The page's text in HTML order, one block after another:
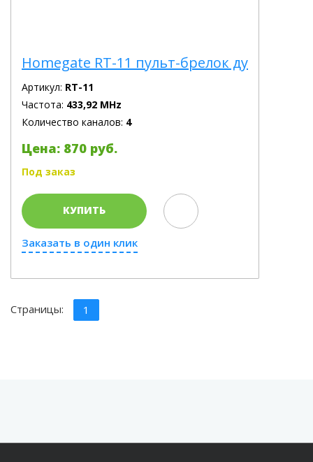
Homegate RT-11 пульт-брелок ду
Артикул: RT-11
Частота: 433,92 MHz
Количество каналов: 4
Цена: 870 руб.
Под заказ
КУПИТЬ
Заказать в один клик
Страницы: 1